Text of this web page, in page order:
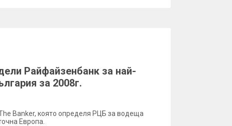
Райфайзенбанк за най-
за 2008г.
Banker, която определя РЦБ за водеща
Европа.